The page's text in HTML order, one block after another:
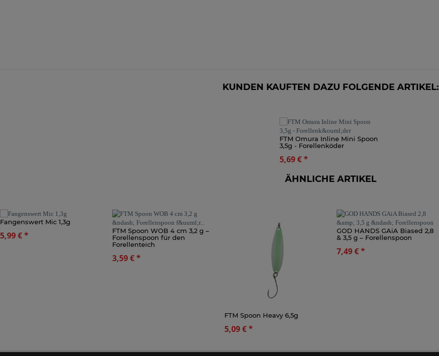
KUNDEN KAUFTEN DAZU FOLGENDE ARTIKEL:
FTM Omura Inline Mini Spoon
3,5g - Forellenköder
5,69 €*
ÄHNLICHE ARTIKEL
Fangenswert Mic 1,3g
5,99 €*
FTM Spoon WOB 4 cm 3,2 g –
Forellenspoon für den
Forellenteich
3,59 €*
FTM Spoon Heavy 6,5g
5,09 €*
GOD HANDS GAiA Biased 2,8
& 3,5 g – Forellenspoon
7,49 €*